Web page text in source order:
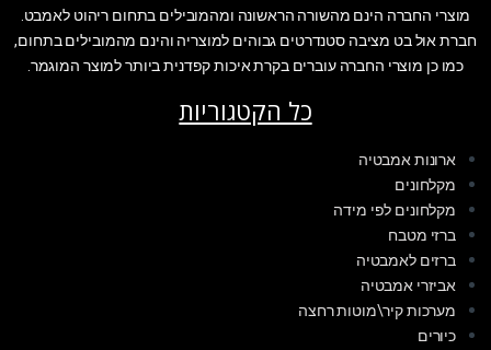
מוצרי החברה הינם מהשורה הראשונה ומהמובילים בתחום ריהוט לאמבט.
חברת אול בט מציבה סטנדרטים גבוהים למוצריה והינם מהמובילים בתחום,
כמו כן מוצרי החברה עוברים בקרת איכות קפדנית ביותר למוצר המוגמר.
כל הקטגוריות
ארונות אמבטיה
מקלחונים
מקלחונים לפי מידה
ברזי מטבח
ברזים לאמבטיה
אביזרי אמבטיה
מערכות קיר\מוטות רחצה
כיורים